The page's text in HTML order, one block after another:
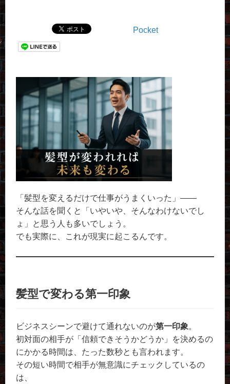
Pocket
「髪型を変えるだけで仕事がうまくいった」——
そんな話を聞くと「いやいや、そんなわけないでし
ょ」と思う人も多いでしょう。
でも実際に、これが現実に起こるんです。
髪型で変わる第一印象
ビジネスシーンで避けて通れないのが第一印象。
初対面の相手が「信頼できそうかどうか」を決めるの
にかかる時間は、たった数秒とも言われます。
その短い時間で相手が無意識にチェックしているの
は、